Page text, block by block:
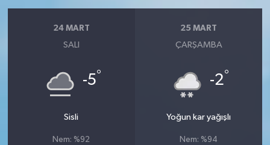
24 MART
SALI
-5°
Sisli
Nem: %92
25 MART
ÇARŞAMBA
-2°
Yoğun kar yağışlı
Nem: %94